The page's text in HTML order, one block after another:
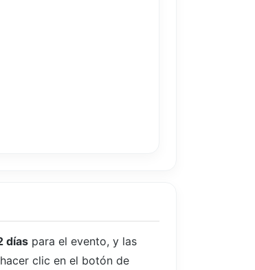
días para el evento, y las
clic en el botón de